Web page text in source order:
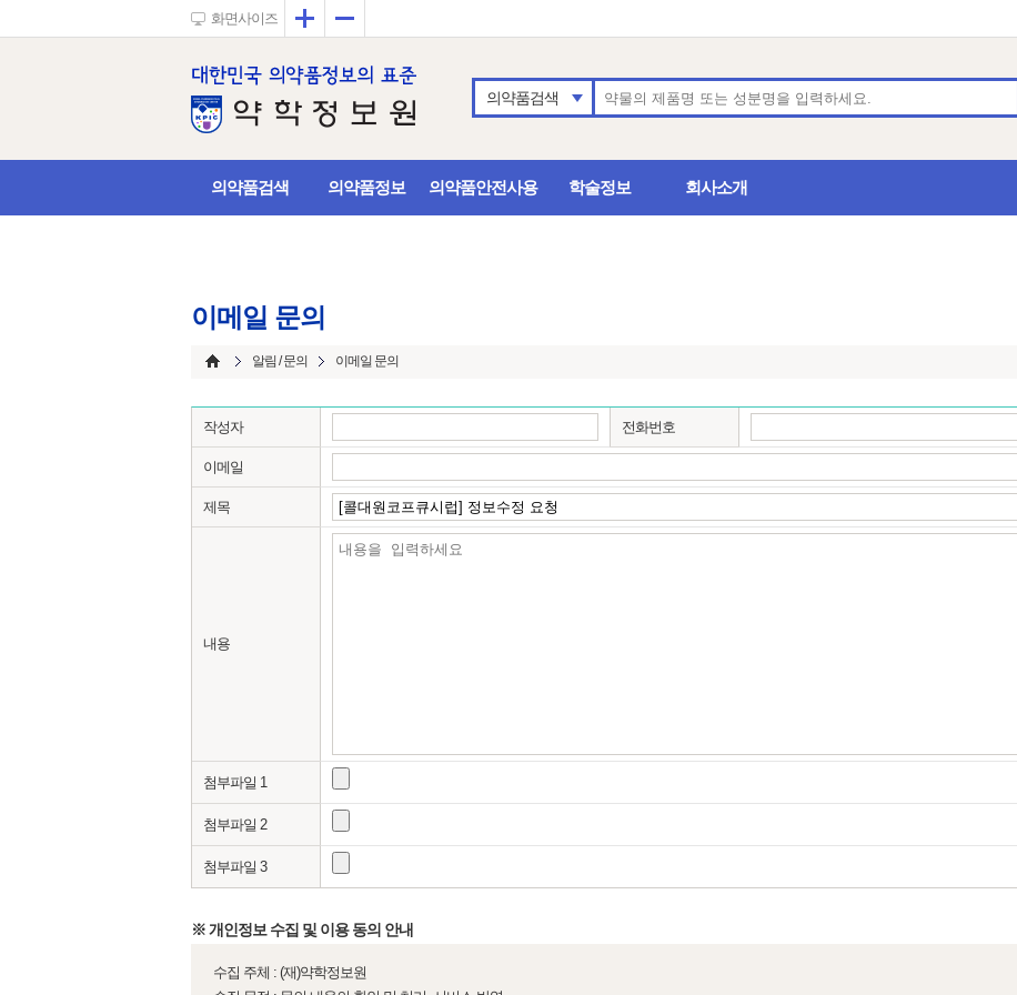
화면사이즈 확대
의약품검색
의약품검색 의약품정보 의약품안전사용 학술정보 회사소개
이메일 문의
알림 / 문의 이메일 문의
작성자 전화번호
이메일
제목
내용
첨부파일 1
첨부파일 2
첨부파일 3
※ 개인정보 수집 및 이용 동의 안내
수집 주체 : (재)약학정보원